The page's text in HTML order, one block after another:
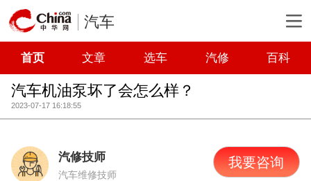
汽车
首页 文章 选车 汽修 百科
汽车机油泵坏了会怎么样？
2023-07-17 16:18:55
汽修技师
汽车维修技师
我要咨询